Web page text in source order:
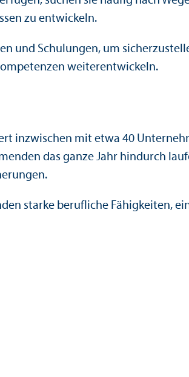
zu entwickeln.
und Schulungen, um
weiterentwickeln.
inzwischen mit etwa 40
das ganze Jahr hindurch
starke berufliche Fähigkeiten,